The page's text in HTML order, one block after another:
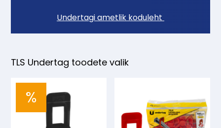
Undertagi ametlik koduleht
TLS Undertag toodete valik
%